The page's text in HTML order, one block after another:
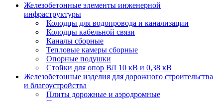
Железобетонные элементы инженерной
инфраструктуры
Колодцы для водопровода и канализации
Колодцы кабельной связи
Каналы сборные
Тепловые камеры сборные
Опорные подушки
Стойки для опор ВЛ 10 кВ и 0,38 кВ
Железобетонные изделия для дорожного строительства
и благоустройства
Плиты дорожные и аэродромные